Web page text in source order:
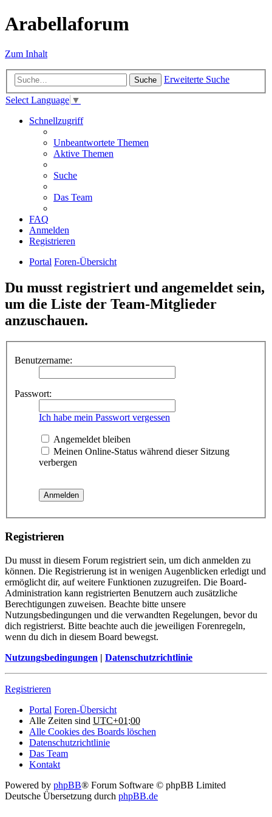
Arabellaforum
Zum Inhalt
Suche
Erweiterte Suche
Select Language ▼
Schnellzugriff
Unbeantwortete Themen
Aktive Themen
Suche
Das Team
FAQ
Anmelden
Registrieren
Portal Foren-Übersicht
Du musst registriert und angemeldet sein,
um die Liste der Team-Mitglieder
anzuschauen.
Benutzername:
Passwort:
Ich habe mein Passwort vergessen
Angemeldet bleiben
Meinen Online-Status während dieser Sitzung
verbergen
Registrieren
Du musst in diesem Forum registriert sein, um dich anmelden zu
können. Die Registrierung ist in wenigen Augenblicken erledigt und
ermöglicht dir, auf weitere Funktionen zuzugreifen. Die Board-
Administration kann registrierten Benutzern auch zusätzliche
Berechtigungen zuweisen. Beachte bitte unsere
Nutzungsbedingungen und die verwandten Regelungen, bevor du
dich registrierst. Bitte beachte auch die jeweiligen Forenregeln,
wenn du dich in diesem Board bewegst.
Nutzungsbedingungen | Datenschutzrichtlinie
Registrieren
Portal Foren-Übersicht
Alle Zeiten sind UTC+01:00
Alle Cookies des Boards löschen
Datenschutzrichtlinie
Das Team
Kontakt
Powered by phpBB® Forum Software © phpBB Limited
Deutsche Übersetzung durch phpBB.de